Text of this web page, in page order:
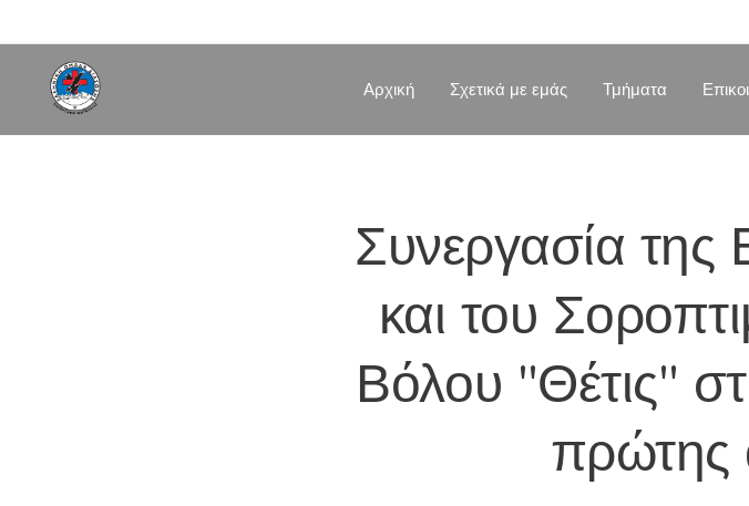
Αρχική Σχετικά με εμάς Τμήματα
Συνεργασία
και του
Βόλου "Θέτις"
πρώτης